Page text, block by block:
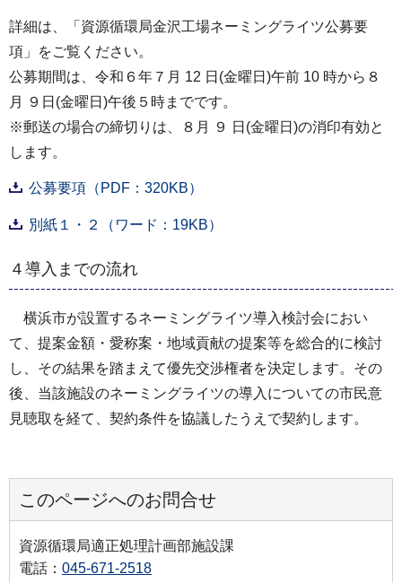
詳細は、「資源循環局金沢工場ネーミングライツ公募要
項」をご覧ください。
公募期間は、令和６年７月 12 日(金曜日)午前 10 時から８
月 ９日(金曜日)午後５時までです。
※郵送の場合の締切りは、８月 ９ 日(金曜日)の消印有効と
します。
公募要項（PDF：320KB）
別紙１・２（ワード：19KB）
４導入までの流れ
横浜市が設置するネーミングライツ導入検討会におい
て、提案金額・愛称案・地域貢献の提案等を総合的に検討
し、その結果を踏まえて優先交渉権者を決定します。その
後、当該施設のネーミングライツの導入についての市民意
見聴取を経て、契約条件を協議したうえで契約します。
このページへのお問合せ
資源循環局適正処理計画部施設課
電話： 045-671-2518